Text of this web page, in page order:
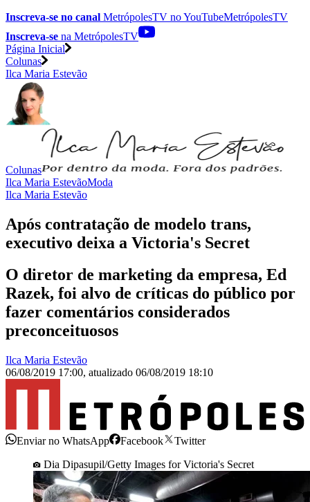
Inscreva-se no canal MetrópolesTV noYouTubeMetrópolesTV
Inscreva-se na MetrópolesTV
Página Inicial
Colunas
Ilca Maria Estevão
Colunas
Ilca Maria EstevãoModa
Ilca Maria Estevão
Após contratação de modelo trans,
executivo deixa a Victoria's Secret
O diretor de marketing da empresa, Ed
Razek, foi alvo de críticas do público por
fazer comentários considerados
preconceituosos
Ilca Maria Estevão
06/08/2019 17:00, atualizado 06/08/2019 18:10
Enviar no WhatsApp Facebook
Twitter
Dia Dipasupil/Getty Images for Victoria's Secret